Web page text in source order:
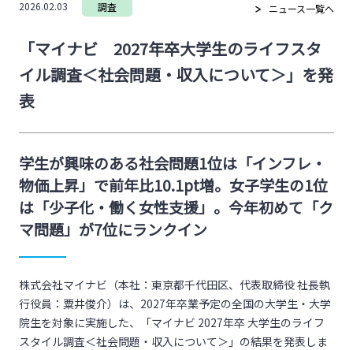
2026.02.03 調査 ニュース一覧へ
「マイナビ 2027年卒大学生のライフスタ
イル調査＜社会問題・収入について＞」を発
表
学生が興味のある社会問題1位は「インフレ・
物価上昇」で前年比10.1pt増。女子学生の1位
は「少子化・働く女性支援」。今年初めて「ク
マ問題」が7位にランクイン
株式会社マイナビ（本社：東京都千代田区、代表取締役 社長執
行役員：粟井俊介）は、 2027年卒業予定の全国の大学生・大学
院生を対象に実施した、「マイナビ 2027年卒 大学生のライフ
スタイル調査＜社会問題・収入について＞」の結果を発表しま